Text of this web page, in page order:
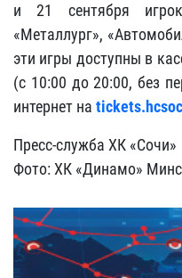
и 21 сентября
«Металлург»,
эти игры доступны в
(с 10:00 до 20:00, без
интернет на
Пресс-служба ХК «Сочи»
Фото: ХК «Динамо»